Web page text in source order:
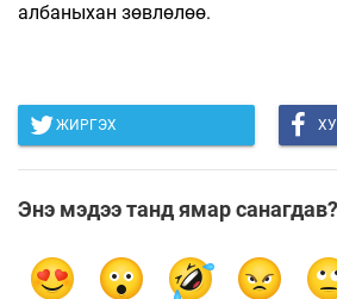
албаныхан зөвлөлөө.
ЖИРГЭХ
Энэ мэдээ танд ямар санагдав?